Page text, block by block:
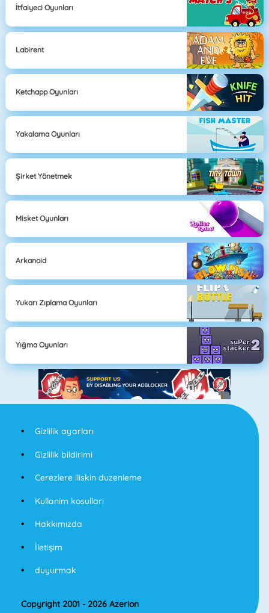
İtfaiyeci Oyunları
Labirent
Ketchapp Oyunları
Yakalama Oyunları
Şirket Yönetmek
Misket Oyunları
Arkanoid
Yukarı Zıplama Oyunları
Yığma Oyunları
Gizlilik ayarları
Gizlilik bildirimi
Cerezlere iliskin duzenleme
Kullanim kosullari
Hakkımızda
İletişim
duyurmak
Copyright 2001 - 2026 Azerion